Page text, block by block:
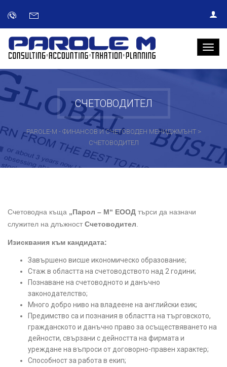
СЧЕТОВОДИТЕЛ
PAROLE-M - ФИНАНСОВ И СЧЕТОВОДЕН МЕНИДЖМЪНТ>
СЧЕТОВОДИТЕЛ
Счетоводна къща „Парол – М“ ЕООД търси да назначи
служител на длъжност Счетоводител
Изисквания към кандидата:
Завършено висше икономическо образование;
Стаж в областта на счетоводството над 2 години;
Познаване на счетоводното и данъчно
законодателство;
Много добро ниво на владеене на английски език;
Предимство са и познания в областта на търговското,
гражданското и данъчно право за осъществяването на
дейности, свързани с дейността на фирмата и
уреждане на въпроси от договорно-правен характер;
Способност за работа в екип;